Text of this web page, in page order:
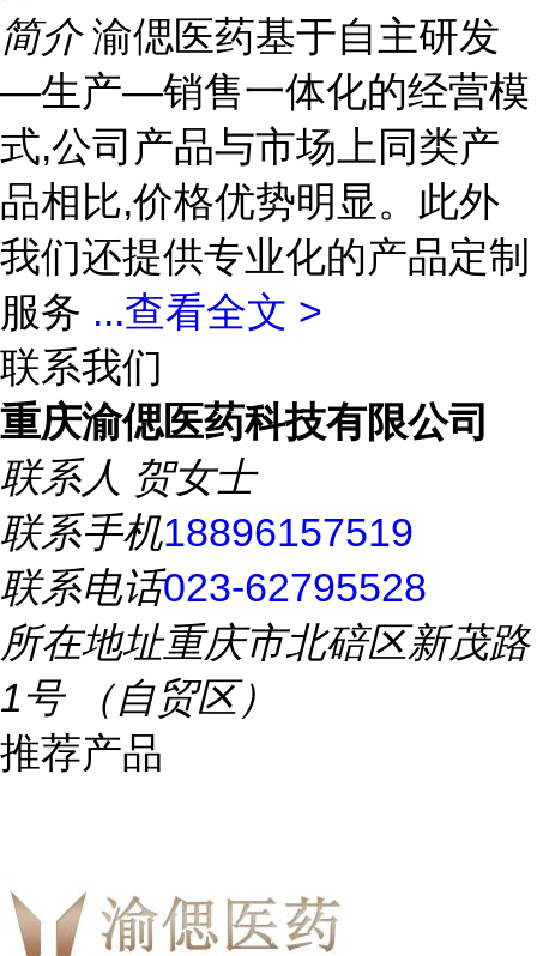
简介 渝偲医药基于自主研发
—生产—销售一体化的经营模
式,公司产品与市场上同类产
品相比,价格优势明显。此外
我们还提供专业化的产品定制
服务 ...查看全文 >
联系我们
重庆渝偲医药科技有限公司
联系人 贺女士
联系手机18896157519
联系电话023-62795528
所在地址重庆市北碚区新茂路
1号 （自贸区）
推荐产品